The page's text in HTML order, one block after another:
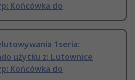
Końcówka do
1seria:
użytku z: Lutownice
Końcówka do